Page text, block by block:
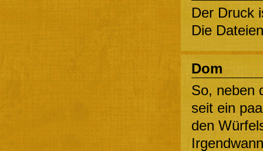
Der Druck
Die
Dom
So, neben
seit ein
den